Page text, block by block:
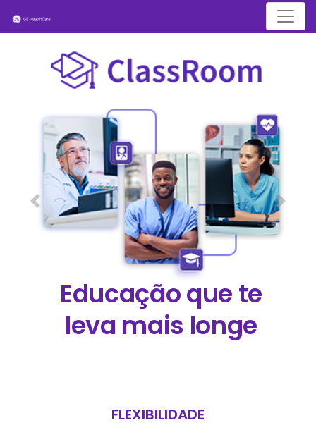
Menu
Educação que te
leva mais longe
FLEXIBILIDADE